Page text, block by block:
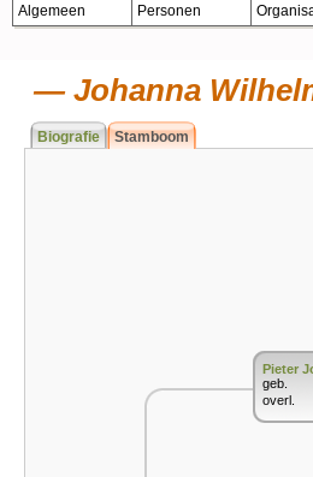
Algemeen Personen
Johanna
Biografie Stamboom
Pieter
geb.
overl.